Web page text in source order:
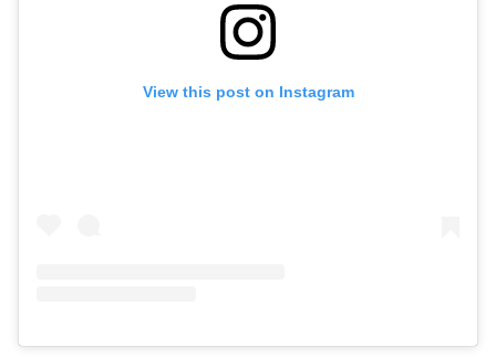
View this post on Instagram